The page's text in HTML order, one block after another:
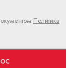
Политика